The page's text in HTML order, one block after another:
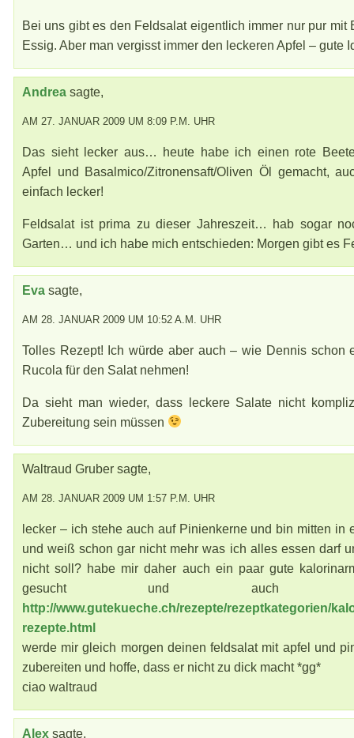
Bei uns gibt es den Feldsalat eigentlich immer nur pur mit
Essig. Aber man vergisst immer den leckeren Apfel – gute
Andrea sagte,
AM 27. JANUAR 2009 UM 8:09 P.M. UHR
Das sieht lecker aus… heute habe ich einen rote
Apfel und Basalmico/Zitronensaft/Oliven Öl gemacht,
einfach lecker!
Feldsalat ist prima zu dieser Jahreszeit… hab sogar
Garten… und ich habe mich entschieden: Morgen gibt es
Eva sagte,
AM 28. JANUAR 2009 UM 10:52 A.M. UHR
Tolles Rezept! Ich würde aber auch – wie Dennis schon
Rucola für den Salat nehmen!
Da sieht man wieder, dass leckere Salate nicht
Zubereitung sein müssen
Waltraud Gruber sagte,
AM 28. JANUAR 2009 UM 1:57 P.M. UHR
lecker – ich stehe auch auf Pinienkerne und bin mitten in
und weiß schon gar nicht mehr was ich alles essen darf
nicht soll? habe mir daher auch ein paar gute
gesucht und auch
http://www.gutekueche.ch/rezepte/rezeptkategorien/
rezepte.html
werde mir gleich morgen deinen feldsalat mit apfel und
zubereiten und hoffe, dass er nicht zu dick macht *gg*
ciao waltraud
Alex sagte,